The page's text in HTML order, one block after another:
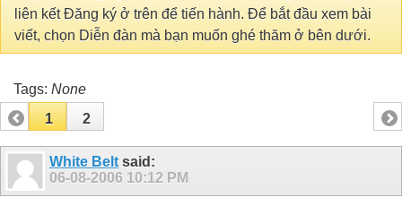
liên kết Đăng ký ở trên để tiến hành. Để bắt đầu xem bài
viết, chọn Diễn đàn mà bạn muốn ghé thăm ở bên dưới.
Tags: None
1
2
White Belt said:
06-08-2006 10:12 PM